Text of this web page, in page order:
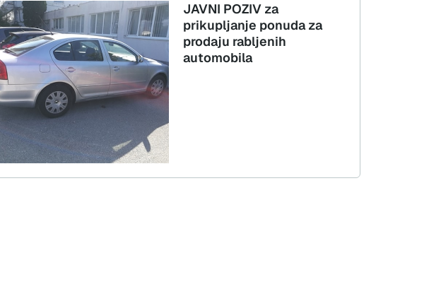
JAVNI POZIV za
prikupljanje ponuda za
prodaju rabljenih
automobila